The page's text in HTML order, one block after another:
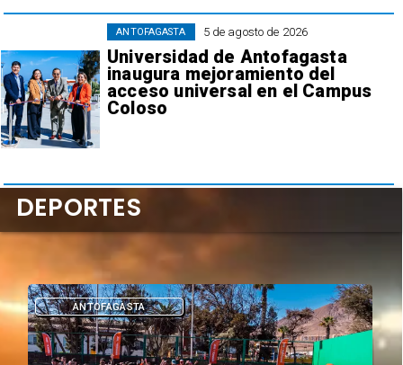
5 de agosto de 2026
Universidad de Antofagasta
inaugura mejoramiento del
acceso universal en el Campus
Coloso
ANTOFAGASTA
DEPORTES
DEPORTES